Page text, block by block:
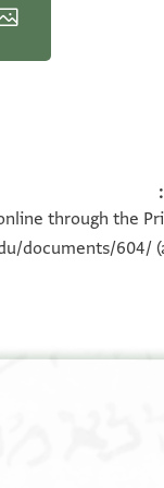
Sitt Riyāḍ
through the
documents/604/